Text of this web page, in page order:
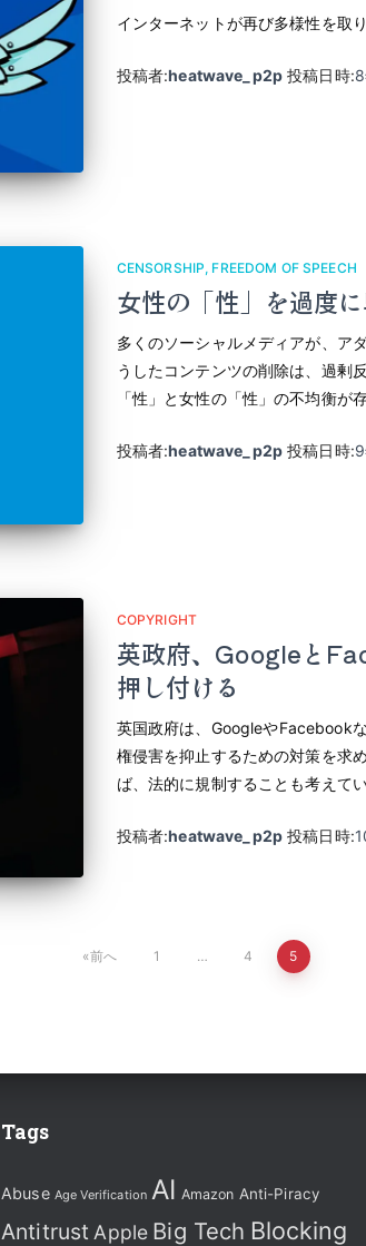
インターネットが再び多様性を取
投稿者:heatwave_p2p 投稿日時:
CENSORSHIP FREEDOM OF SPEECH
女性の「性」を過度
多くのソーシャルメディアが、ア
うしたコンテンツの削除は、過剰
「性」と女性の「性」の不均衡が
投稿者:heatwave_p2p 投稿日時:
COPYRIGHT
英政府、Googleと
押し付ける
英国政府は、GoogleやFacebook
権侵害を抑止するための対策を求
ば、法的に規制することも考えてい
投稿者:heatwave_p2p 投稿日時:
前へ 1 … 4 5
Tags
Abuse Age Verification AI Amazon Anti-Piracy
Antitrust Apple Big Tech Blocking